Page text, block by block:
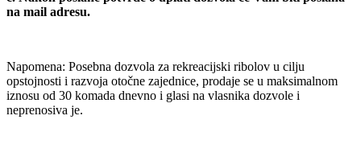
na mail adresu.
Napomena: Posebna dozvola za rekreacijski ribolov u cilju
opstojnosti i razvoja otočne zajednice, prodaje se u maksimalnom
iznosu od 30 komada dnevno i glasi na vlasnika dozvole i
neprenosiva je.